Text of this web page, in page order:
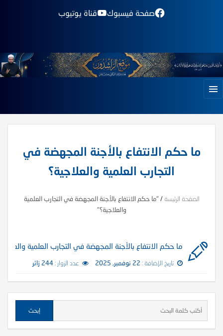
صفحة فيسبوك قناة يوتيوب
ما حكم الانتفاع بالأجنة المجهضة في
التجارب العلمية والعلاجية؟
الصفحة الرئيسة / "ما حكم الانتفاع بالأجنة المجهضة في التجارب العلمية
والعلاجية؟"
ما حكم الانتفاع بالأجنة المجهضة في التجارب العلمية
تاريخ الإضافة : 22 نوفمبر, 2025 عدد الزوار :244 زائر